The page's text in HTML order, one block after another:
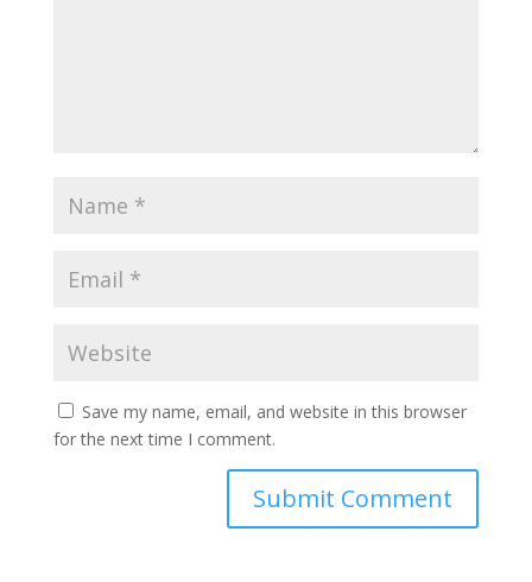
Save my name, email, and website in this browser
for the next time I comment.